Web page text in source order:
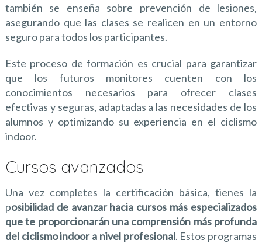
también se enseña sobre prevención de lesiones,
asegurando que las clases se realicen en un entorno
seguro para todos los participantes.
Este proceso de formación es crucial para garantizar
que los futuros monitores cuenten con los
conocimientos necesarios para ofrecer clases
efectivas y seguras, adaptadas a las necesidades de los
alumnos y optimizando su experiencia en el ciclismo
indoor.
Cursos avanzados
Una vez completes la certificación básica, tienes la
posibilidad de avanzar hacia cursos más especializados
que te proporcionarán una comprensión más profunda
del ciclismo indoor a nivel profesional. Estos programas